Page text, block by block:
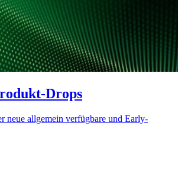
Drops
neue allgemein verfügbare und Early-